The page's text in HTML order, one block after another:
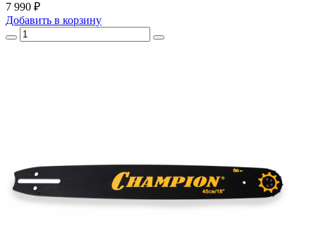
7 990 ₽
Добавить в корзину